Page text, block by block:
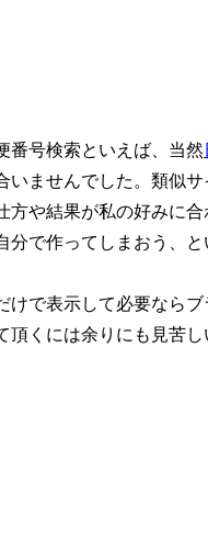
号検索といえば、当然
ませんでした。類似
や結果が私の好みに
で作ってしまおう、と
で表示して必要なら
くには余りにも見苦